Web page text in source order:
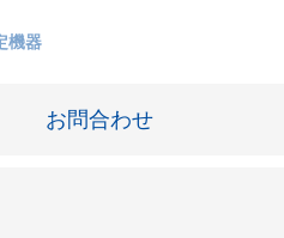
機器
お問合わせ